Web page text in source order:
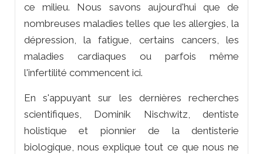
ce milieu. Nous savons aujourd'hui que de
nombreuses maladies telles que les allergies, la
dépression, la fatigue, certains cancers, les
maladies cardiaques ou parfois même
l'infertilité commencent ici.
En s'appuyant sur les dernières recherches
scientifiques, Dominik Nischwitz, dentiste
holistique et pionnier de la dentisterie
biologique, nous explique tout ce que nous ne